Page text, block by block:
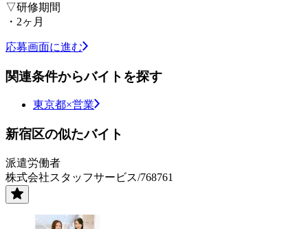
▽研修期間
・2ヶ月
応募画面に進む
関連条件からバイトを探す
東京都×営業
新宿区の似たバイト
派遣労働者
株式会社スタッフサービス/768761